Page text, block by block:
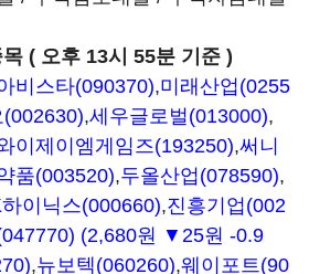
( 오후 13시 55분 기준 )
비스타(090370),미래산업(0255
,세우글로벌(013000),
이제이엠게임즈(193250),써니
품(003520),두올산업(078590),
이닉스(000660),진흥기업(002
(2,680원 ▼25원 -0.9
,뉴보텍(060260),웨이포트(90